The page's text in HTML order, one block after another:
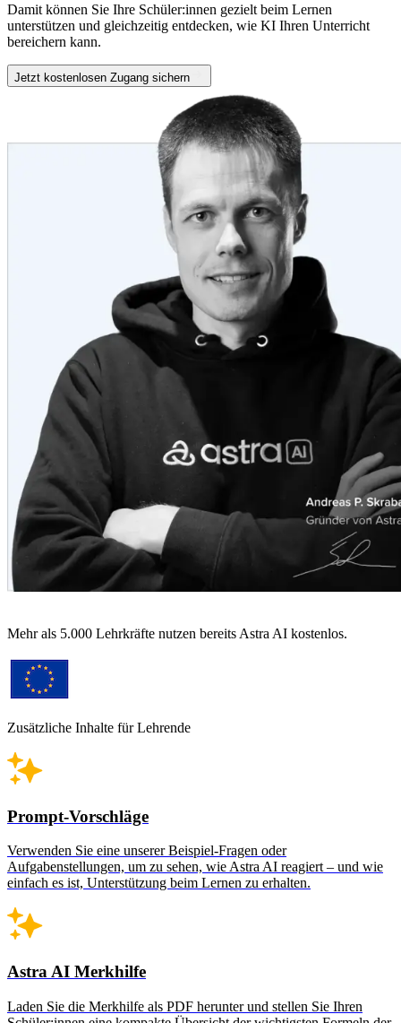
Damit können Sie Ihre Schüler:innen gezielt beim Lernen
unterstützen und gleichzeitig entdecken, wie KI Ihren Unterricht
bereichern kann.
Jetzt kostenlosen Zugang sichern
Mehr als 5.000 Lehrkräfte nutzen bereits Astra AI kostenlos.
Zusätzliche Inhalte für Lehrende
Prompt-Vorschläge
Verwenden Sie eine unserer Beispiel-Fragen oder
Aufgabenstellungen, um zu sehen, wie Astra AI reagiert – und wie
einfach es ist, Unterstützung beim Lernen zu erhalten.
Astra AI Merkhilfe
Laden Sie die Merkhilfe als PDF herunter und stellen Sie Ihren